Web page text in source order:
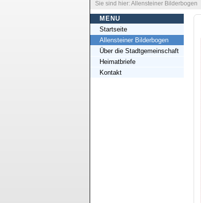
Sie sind hier: Allensteiner Bilderbogen
MENU
Startseite
Allensteiner Bilderbogen
Über die Stadtgemeinschaft
Heimatbriefe
Kontakt